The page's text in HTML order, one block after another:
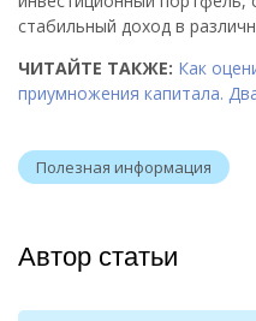
стабильный доход в
ЧИТАЙТЕ ТАКЖЕ: Как
приумножения капитала.
Полезная информация
Автор статьи